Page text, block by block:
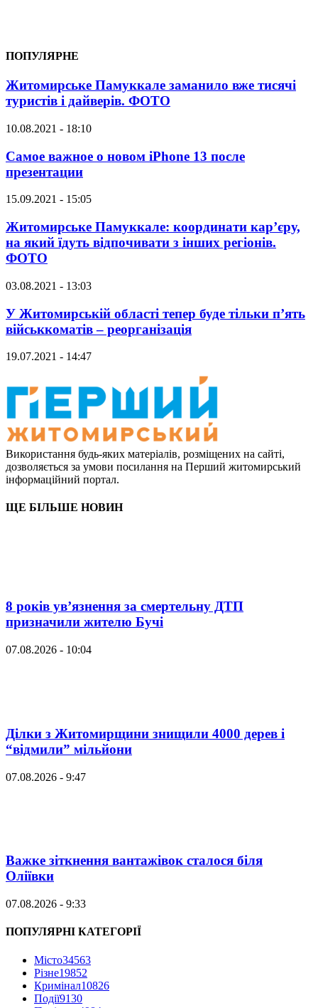
ПОПУЛЯРНЕ
Житомирське Памуккале заманило вже тисячі
туристів і дайверів. ФОТО
10.08.2021 - 18:10
Самое важное о новом iPhone 13 после
презентации
15.09.2021 - 15:05
Житомирське Памуккале: координати кар’єру,
на який їдуть відпочивати з інших регіонів.
ФОТО
03.08.2021 - 13:03
У Житомирській області тепер буде тільки п’ять
військкоматів – реорганізація
19.07.2021 - 14:47
Використання будь-яких матеріалів, розміщених на сайті,
дозволяється за умови посилання на Перший житомирський
інформаційний портал.
ЩЕ БІЛЬШЕ НОВИН
8 років ув’язнення за смертельну ДТП
призначили жителю Бучі
07.08.2026 - 10:04
Ділки з Житомирщини знищили 4000 дерев і
“відмили” мільйони
07.08.2026 - 9:47
Важке зіткнення вантажівок сталося біля
Оліївки
07.08.2026 - 9:33
ПОПУЛЯРНІ КАТЕГОРІЇ
Місто34563
Різне19852
Кримінал10826
Події9130